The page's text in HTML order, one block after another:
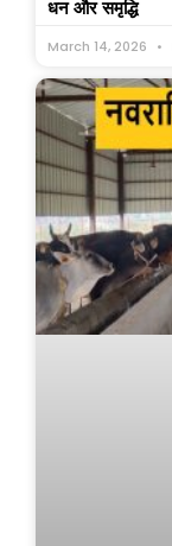
धन और समृद्धि
March 14, 2026